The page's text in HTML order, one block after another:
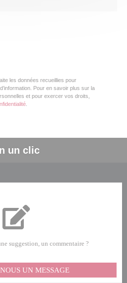
les données recueillies pour
Pour en savoir plus sur la
et pour exercer vos droits,
un clic
suggestion, un commentaire ?
UN MESSAGE